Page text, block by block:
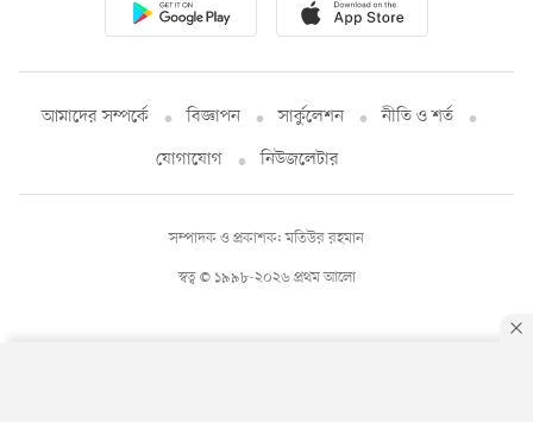
আমাদের সম্পর্কে বিজ্ঞাপন সার্কুলেশন
নীতি ও শর্ত
যোগাযোগ
নিউজলেটার
স্বত্ব © ১৯৯৮-২০২৬ প্রথম আলো
সম্পাদক ও প্রকাশক: মতিউর রহমান